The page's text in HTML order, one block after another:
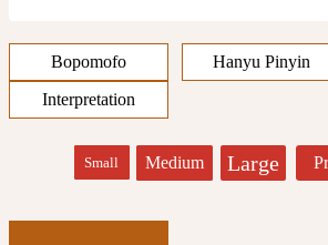
Bopomofo
Hanyu Pinyin
Interpretation
Small Medium Large